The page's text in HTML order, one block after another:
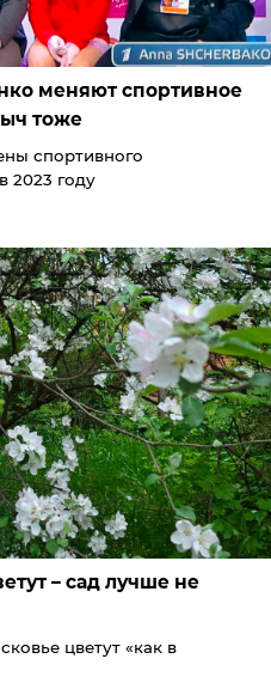
меняют спортивное
тоже
спортивного
2023 году
– сад лучше не
цветут «как в